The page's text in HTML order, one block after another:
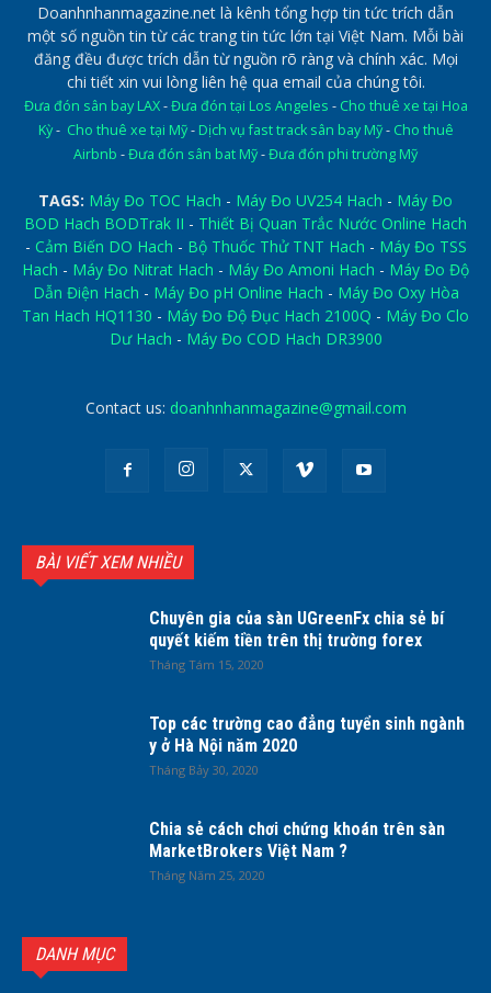
Doanhnhanmagazine.net là kênh tổng hợp tin tức trích dẫn
một số nguồn tin từ các trang tin tức lớn tại Việt Nam. Mỗi bài
đăng đều được trích dẫn từ nguồn rõ ràng và chính xác. Mọi
chi tiết xin vui lòng liên hệ qua email của chúng tôi.
Đưa đón sân bay LAX-Đưa đón tại Los Angeles - Cho thuê xe tại Hoa
Kỳ- Cho thuê xe tại Mỹ- Dịch vụ fast track sân bay Mỹ- Cho thuê
Airbnb -Đưa đón sân bat Mỹ-Đưa đón phi trường Mỹ
TAGS: Máy Đo TOC Hach - Máy Đo UV254 Hach - Máy Đo
BOD Hach BODTrak II - Thiết Bị Quan Trắc Nước Online Hach
- Cảm Biến DO Hach - Bộ Thuốc Thử TNT Hach - Máy Đo TSS
Hach - Máy Đo Nitrat Hach - Máy Đo Amoni Hach - Máy Đo Độ
Dẫn Điện Hach - Máy Đo pH Online Hach - Máy Đo Oxy Hòa
Tan Hach HQ1130 - Máy Đo Độ Đục Hach 2100Q - Máy Đo Clo
Dư Hach - Máy Đo COD Hach DR3900
Contact us: doanhnhanmagazine@gmail.com
BÀI VIẾT XEM NHIỀU
Chuyên gia của sàn UGreenFx chia sẻ bí
quyết kiếm tiền trên thị trường forex
Tháng Tám 15, 2020
Top các trường cao đẳng tuyển sinh ngành
y ở Hà Nội năm 2020
Tháng Bảy 30, 2020
Chia sẻ cách chơi chứng khoán trên sàn
MarketBrokers Việt Nam ?
Tháng Năm 25, 2020
DANH MỤC